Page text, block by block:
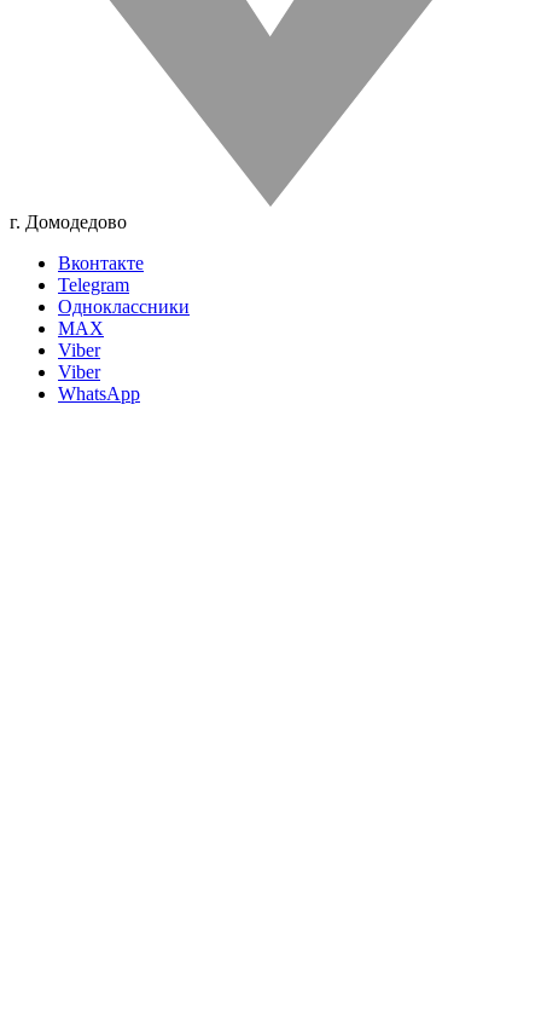
г. Домодедово
Вконтакте
Telegram
Одноклассники
MAX
Viber
Viber
WhatsApp